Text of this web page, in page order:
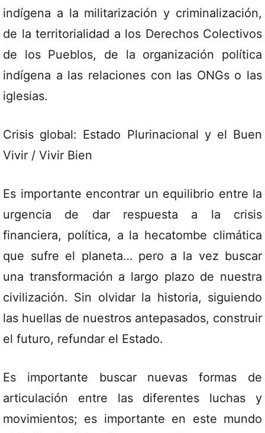
indígena a la militarización y criminalización,
de la territorialidad a los Derechos Colectivos
de los Pueblos, de la organización política
indígena a las relaciones con las ONGs o las
iglesias.
Crisis global: Estado Plurinacional y el Buen
Vivir / Vivir Bien
Es importante encontrar un equilibrio entre la
urgencia de dar respuesta a la crisis
financiera, política, a la hecatombe climática
que sufre el planeta… pero a la vez buscar
una transformación a largo plazo de nuestra
civilización. Sin olvidar la historia, siguiendo
las huellas de nuestros antepasados, construir
el futuro, refundar el Estado.
Es importante buscar nuevas formas de
articulación entre las diferentes luchas y
movimientos; es importante en este mundo